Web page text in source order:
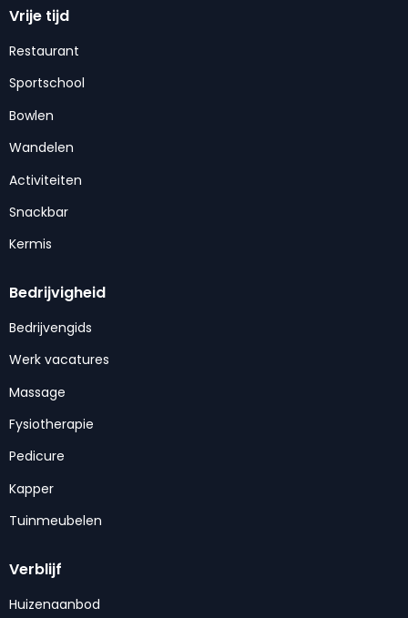
Vrije tijd
Restaurant
Sportschool
Bowlen
Wandelen
Activiteiten
Snackbar
Kermis
Bedrijvigheid
Bedrijvengids
Werk vacatures
Massage
Fysiotherapie
Pedicure
Kapper
Tuinmeubelen
Verblijf
Huizenaanbod